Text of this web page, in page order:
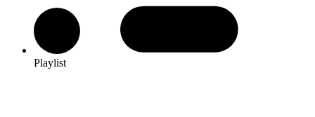
Playlist